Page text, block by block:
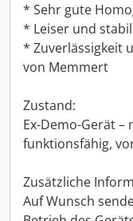
* Sehr gute
* Leiser und
* Zuverlässigkeit
von Memmert
Zustand:
Ex-Demo-Gerät
funktionsfähig,
Zusätzliche
Auf Wunsch